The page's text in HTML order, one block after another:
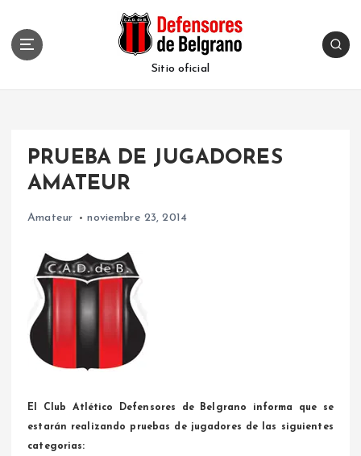
Sitio oficial
PRUEBA DE JUGADORES
AMATEUR
Amateur noviembre 23, 2014
El Club Atlético Defensores de Belgrano informa que se
estarán realizando pruebas de jugadores de las siguientes
categorias: